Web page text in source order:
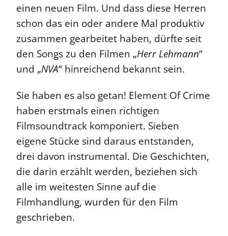
einen neuen Film. Und dass diese Herren
schon das ein oder andere Mal produktiv
zusammen gearbeitet haben, dürfte seit
den Songs zu den Filmen „Herr Lehmann“
und „NVA“ hinreichend bekannt sein.
Sie haben es also getan! Element Of Crime
haben erstmals einen richtigen
Filmsoundtrack komponiert. Sieben
eigene Stücke sind daraus entstanden,
drei davon instrumental. Die Geschichten,
die darin erzählt werden, beziehen sich
alle im weitesten Sinne auf die
Filmhandlung, wurden für den Film
geschrieben.